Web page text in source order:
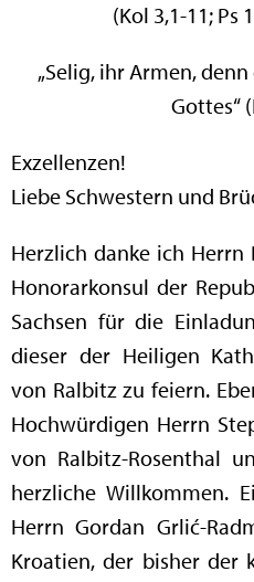
(Kol 3,1-11; Ps
„Selig, ihr Armen,
Gottes“
Exzellenzen!
Liebe Schwestern und
Herzlich danke ich Herrn
Honorarkonsul der
Sachsen für die
dieser der Heiligen
von Ralbitz zu feiern.
Hochwürdigen Herrn
von Ralbitz-Rosenthal
herzliche Willkommen.
Herrn Gordan Grlić-
Kroatien, der bisher der